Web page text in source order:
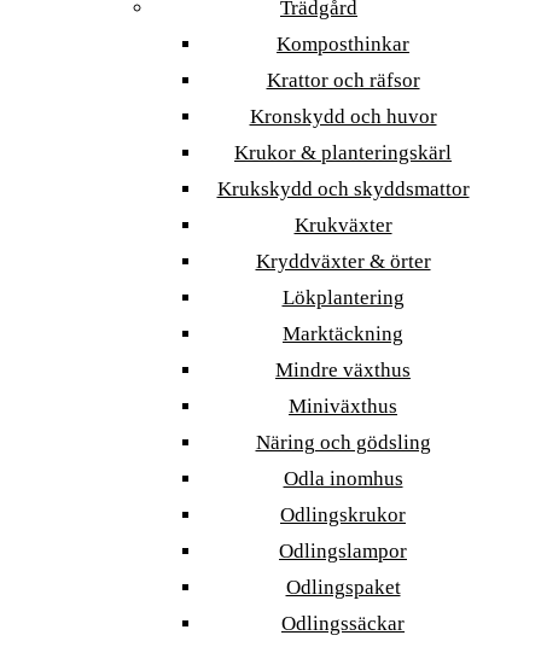
Trädgård
Komposthinkar
Krattor och räfsor
Kronskydd och huvor
Krukor & planteringskärl
Krukskydd och skyddsmattor
Krukväxter
Kryddväxter & örter
Lökplantering
Marktäckning
Mindre växthus
Miniväxthus
Näring och gödsling
Odla inomhus
Odlingskrukor
Odlingslampor
Odlingspaket
Odlingssäckar